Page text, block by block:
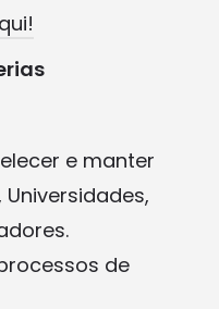
e manter
de